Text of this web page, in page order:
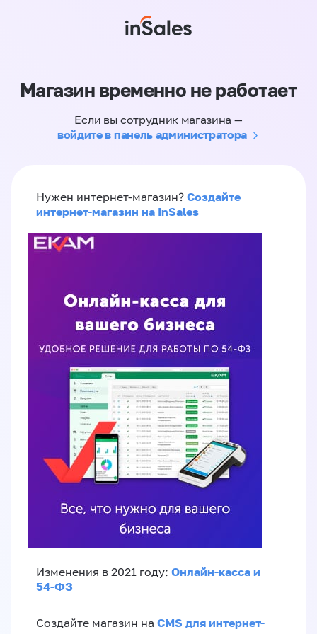
Магазин временно не работает
Если вы сотрудник магазина —
войдите в панель администратора
Нужен интернет-магазин? Создайте
интернет-магазин на InSales
Изменения в 2021 году: Онлайн-касса и
54-ФЗ
Создайте магазин на CMS для интернет-